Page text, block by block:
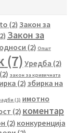
(2) Закон за
Закон за
(2) Општ
(7) Уредба (2)
(2) закон за кривичната
(2) збирка на
(1) имотно
(2) коментар
(2) конкуренција